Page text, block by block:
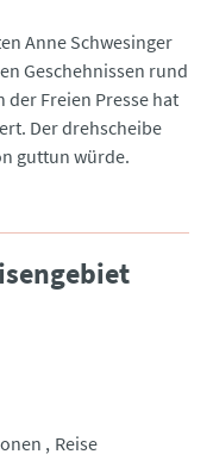
Anne Schwesinger
Geschehnissen rund
der Freien Presse hat
Der drehscheibe
guttun würde.
Reise